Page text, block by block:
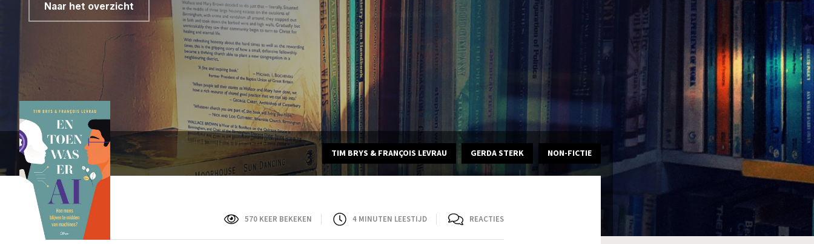
Naar het overzicht
TIM BRYS & FRANÇOIS LEVRAU GERDA STERK NON-FICTIE
570 KEER BEKEKEN 4 MINUTEN LEESTIJD REACTIES